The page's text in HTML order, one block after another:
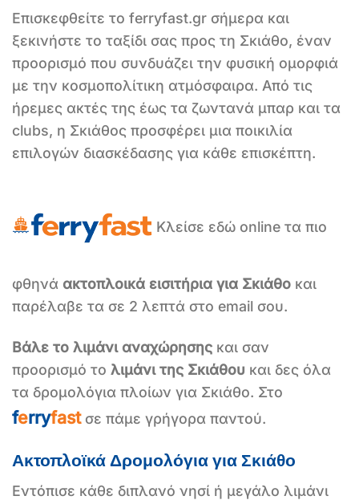
Επισκεφθείτε το ferryfast.gr σήμερα και
ξεκινήστε το ταξίδι σας προς τη Σκιάθο, έναν
προορισμό που συνδυάζει την φυσική ομορφιά
με την κοσμοπολίτικη ατμόσφαιρα. Από τις
ήρεμες ακτές της έως τα ζωντανά μπαρ και τα
clubs, η Σκιάθος προσφέρει μια ποικιλία
επιλογών διασκέδασης για κάθε επισκέπτη.
Κλείσε εδώ online τα πιο
φθηνά ακτοπλοικά εισιτήρια για Σκιάθο και
παρέλαβε τα σε 2 λεπτά στο email σου.
Βάλε το λιμάνι αναχώρησης και σαν
προορισμό το λιμάνι της Σκιάθου και δες όλα
τα δρομολόγια πλοίων για Σκιάθο. Στο
ferryfastσε πάμε γρήγορα παντού.
Ακτοπλοϊκά Δρομολόγια για Σκιάθο
Εντόπισε κάθε διπλανό νησί ή μεγάλο λιμάνι